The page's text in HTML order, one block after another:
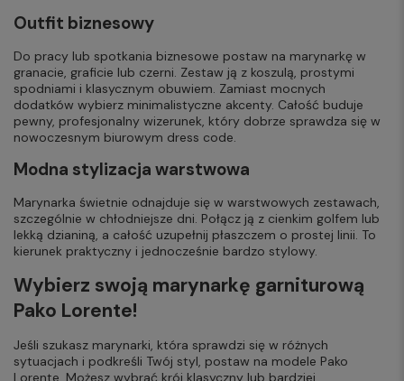
Outfit biznesowy
Do pracy lub spotkania biznesowe postaw na marynarkę w
granacie, graficie lub czerni. Zestaw ją z koszulą, prostymi
spodniami i klasycznym obuwiem. Zamiast mocnych
dodatków wybierz minimalistyczne akcenty. Całość buduje
pewny, profesjonalny wizerunek, który dobrze sprawdza się w
nowoczesnym biurowym dress code.
Modna stylizacja warstwowa
Marynarka świetnie odnajduje się w warstwowych zestawach,
szczególnie w chłodniejsze dni. Połącz ją z cienkim golfem lub
lekką dzianiną, a całość uzupełnij płaszczem o prostej linii. To
kierunek praktyczny i jednocześnie bardzo stylowy.
Wybierz swoją marynarkę garniturową
Pako Lorente!
Jeśli szukasz marynarki, która sprawdzi się w różnych
sytuacjach i podkreśli Twój styl, postaw na modele Pako
Lorente. Możesz wybrać krój klasyczny lub bardziej